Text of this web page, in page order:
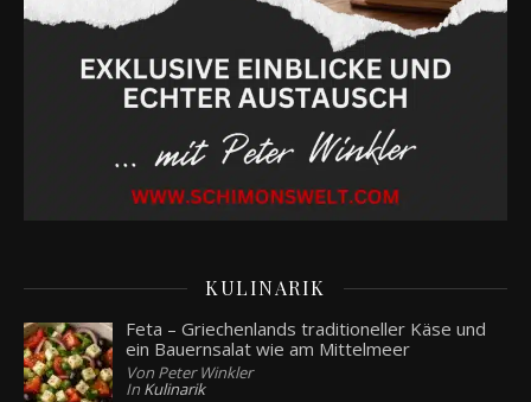
KULINARIK
Feta – Griechenlands traditioneller Käse und
ein Bauernsalat wie am Mittelmeer
Von Peter Winkler
In Kulinarik